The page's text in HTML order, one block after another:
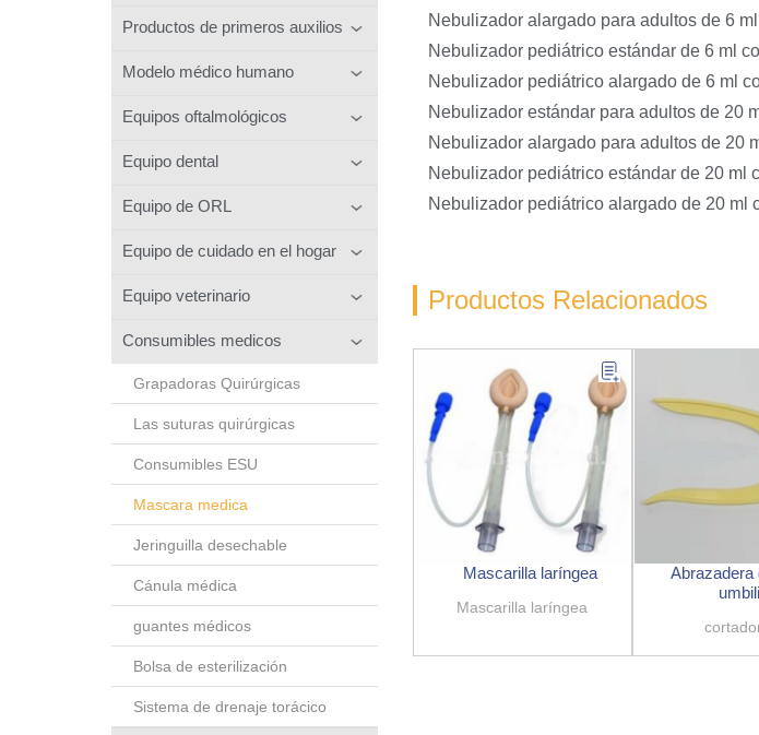
Productos de primeros auxilios
Modelo médico humano
Equipos oftalmológicos
Equipo dental
Equipo de ORL
Equipo de cuidado en el hogar
Equipo veterinario
Consumibles medicos
Grapadoras Quirúrgicas
Las suturas quirúrgicas
Consumibles ESU
Mascara medica
Jeringuilla desechable
Cánula médica
guantes médicos
Bolsa de esterilización
Sistema de drenaje torácico
Nebulizador alargado para adultos de 6
Nebulizador pediátrico estándar de 6 ml
Nebulizador pediátrico alargado de 6 ml
Nebulizador estándar para adultos de 20
Nebulizador alargado para adultos de 20
Nebulizador pediátrico estándar de 20 ml
Nebulizador pediátrico alargado de 20 ml
Productos Relacionados
Mascarilla laríngea
Mascarilla laríngea
Abrazadera